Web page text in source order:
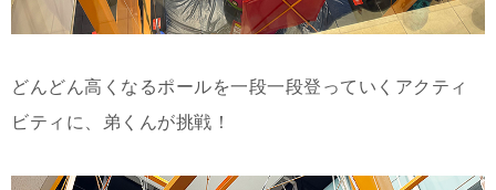
どんどん高くなるポールを一段一段登っていくアクティ
ビティに、弟くんが挑戦！